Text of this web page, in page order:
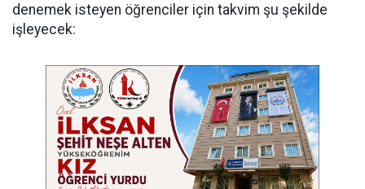
denemek isteyen öğrenciler için takvim şu şekilde
işleyecek: